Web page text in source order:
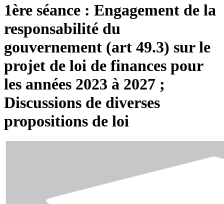
1ère séance : Engagement de la
responsabilité du
gouvernement (art 49.3) sur le
projet de loi de finances pour
les années 2023 à 2027 ;
Discussions de diverses
propositions de loi